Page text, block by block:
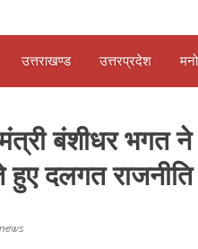
उत्तराखण्ड उत्तरप्रदेश
बंशीधर भगत
हुए दलगत